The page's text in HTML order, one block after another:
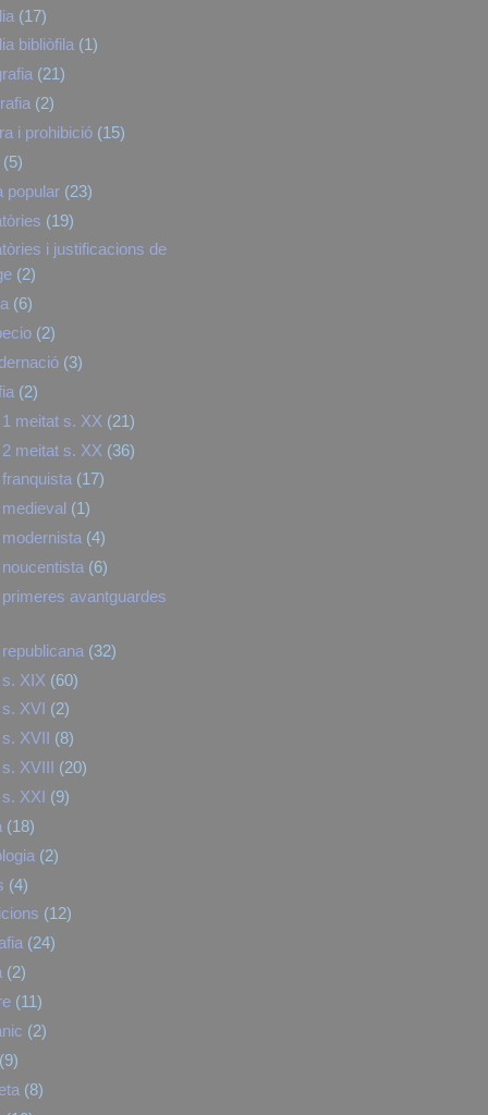
(17)
bibliòfila (1)
(21)
(2)
i prohibició (15)
(5)
popular (23)
(19)
i justificacions de
(2)
(6)
(2)
(3)
(2)
meitat s. XX (21)
meitat s. XX (36)
(17)
(1)
(4)
(6)
avantguardes
(32)
XIX (60)
XVI (2)
XVII (8)
XVIII (20)
XXI (9)
(18)
(2)
(4)
(12)
(24)
(2)
(11)
(2)
(9)
(8)